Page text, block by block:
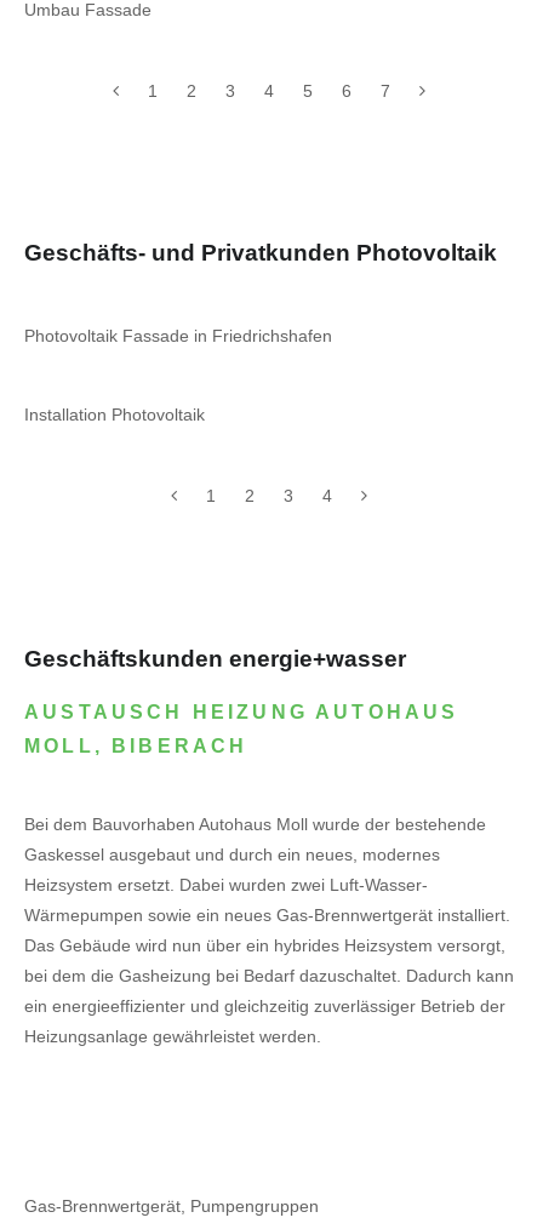
Umbau Fassade
1 2 3 4 5 6 7
Geschäfts- und Privatkunden Photovoltaik
Photovoltaik Fassade in Friedrichshafen
Installation Photovoltaik
1 2 3 4
Geschäftskunden energie+wasser
AUSTAUSCH HEIZUNG AUTOHAUS
MOLL, BIBERACH
Bei dem Bauvorhaben Autohaus Moll wurde der bestehende
Gaskessel ausgebaut und durch ein neues, modernes
Heizsystem ersetzt. Dabei wurden zwei Luft-Wasser-
Wärmepumpen sowie ein neues Gas-Brennwertgerät installiert.
Das Gebäude wird nun über ein hybrides Heizsystem versorgt,
bei dem die Gasheizung bei Bedarf dazuschaltet. Dadurch kann
ein energieeffizienter und gleichzeitig zuverlässiger Betrieb der
Heizungsanlage gewährleistet werden.
Gas-Brennwertgerät, Pumpengruppen